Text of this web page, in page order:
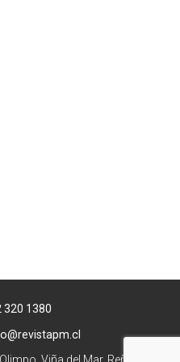
320 1380